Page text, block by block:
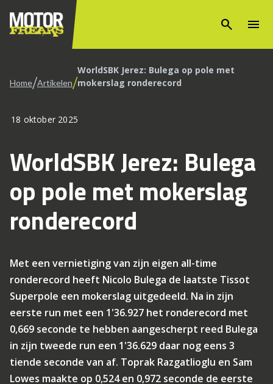
search menu
Home/Artikelen/WorldSBK Jerez: Bulega op pole met
mokerslag ronderecord
18 oktober 2025
WorldSBK Jerez: Bulega
op pole met mokerslag
ronderecord
Met een vernietiging van zijn eigen all-time
ronderecord heeft Nicolo Bulega de laatste Tissot
Superpole een mokerslag uitgedeeld. Na in zijn
eerste run met een 1'36.927 het ronderecord met
0,669 seconde te hebben aangescherpt reed Bulega
in zijn tweede run een 1'36.629 daar nog eens 3
tiende seconde van af. Toprak Razgatlioglu en Sam
Lowes maakte op 0,524 en 0,972 seconde de eerste